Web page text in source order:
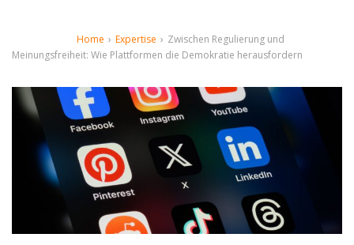
Home › Expertise › Zwischen Regulierung und
Meinungsfreiheit: Wie Plattformen die Demokratie herausfordern